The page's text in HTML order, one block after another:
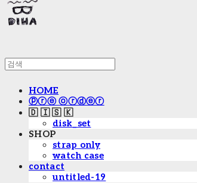
HOME
ⓟⓡⓔ ⓞⓡⓓⓔⓡ
🇩 🇮 🇸 🇰
disk_set
SHOP
strap only
watch case
contact
untitled-19